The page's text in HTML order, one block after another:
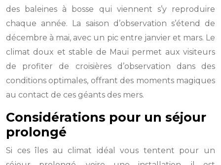
des baleines à bosse qui viennent s’y reproduire
chaque année. La saison d’observation s’étend de
décembre à mai, avec un pic entre janvier et mars. Le
climat doux et stable de Maui permet aux visiteurs
de profiter de croisières d’observation dans des
conditions optimales, offrant des moments magiques
au contact de ces géants des mers.
Considérations pour un séjour
prolongé
Si ces îles au climat idéal vous tentent pour un